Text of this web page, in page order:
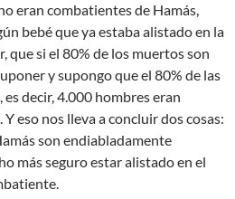
eran combatientes de Hamás,
bebé que ya estaba alistado en la
que si el 80% de los muertos son
y supongo que el 80% de las
decir, 4.000 hombres eran
eso nos lleva a concluir dos cosas:
son endiabladamente
más seguro estar alistado en el